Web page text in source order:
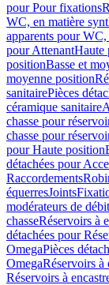
pour Pour fixations
WC, en matière
apparents pour
pour AttenantHaute
positionBasse et
moyenne position
sanitairePièces
céramique sanitaire
chasse pour
chasse pour
pour Haute position
détachées pour
Raccordements
équerresJoints
modérateurs de débit
chasseRéservoirs à
détachées pour
OmegaPièces
OmegaRéservoirs à
Réservoirs à